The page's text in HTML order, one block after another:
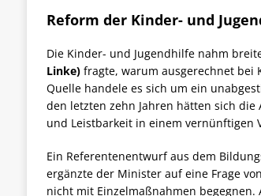
Reform der Kinder- und
Die Kinder- und Jugendhilfe nahm
Linke)fragte, warum ausgerechnet bei
Quelle handele es sich um ein
den letzten zehn Jahren hätten sich
und Leistbarkeit in einem vernünftigen
Ein Referentenentwurf aus dem
ergänzte der Minister auf eine Frage von
nicht mit Einzelmaßnahmen begegnen.